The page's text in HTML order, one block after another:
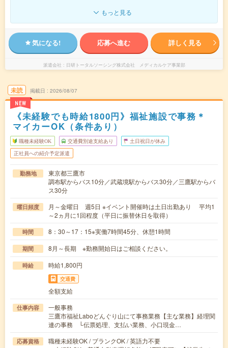
もっと見る
気になる! 応募へ進む 詳しく見る
派遣会社 日研トータルソーシング株式会社 メディカルケア事業部
未読
NEW
掲載日 2026/08/07
《未経験でも時給1800円》福祉施設で事務＊
マイカーOK（条件あり）
職種未経験OK 交通費別途支給あり 土日祝日が休み
正社員への紹介予定派遣
勤務地
東京都三鷹市
調布駅からバス10分／武蔵境駅からバス30分／三鷹駅からバ
ス30分
曜日頻度
月～金曜日 週5日 ※イベント開催時は土日出勤あり 平均1
～2ヵ月に1回程度（平日に振替休日を取得）
時間 8：30～17：15※実働7時間45分、休憩1時間
期間 8月～長期 ※勤務開始日はご相談ください。
時給 時給1,800円
交通費
全額支給
仕事内容
一般事務
三鷹市福祉Laboどんぐり山にて事務業務【主な業務】経理関
連の事務 └伝票処理、支払い業務、小口現金…
応募資格
職種未経験OK / ブランクOK / 英語力不要